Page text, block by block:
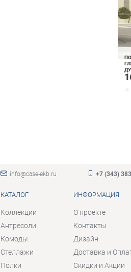
info@case-ekb.ru +7 (343)
КАТАЛОГ
Коллекции
Антресоли
Комоды
Стеллажи
Полки
ИНФОРМАЦИЯ
О проекте
Контакты
Дизайн
Доставка и
Скидки и Акции